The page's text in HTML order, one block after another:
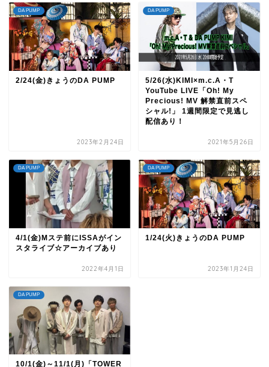
DA PUMP
2/24(金)きょうのDA PUMP
2023年2月24日
DA PUMP
5/26(水)KIMI×m.c.A・T
YouTube LIVE「Oh! My
Precious! MV 解禁直前スペ
シャル!」 1週間限定で見逃し
配信あり！
2021年5月26日
DA PUMP
4/1(金)Mステ前にISSAがイン
スタライブ☆アーカイブあり
2022年4月1日
DA PUMP
1/24(火)きょうのDA PUMP
2023年1月24日
DA PUMP
10/1(金)～11/1(月)「TOWER